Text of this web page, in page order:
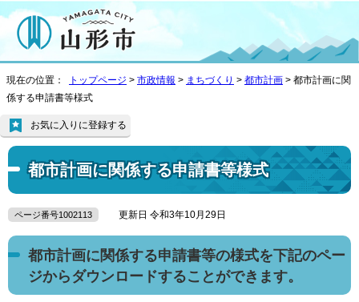
現在の位置： トップページ > 市政情報 > まちづくり > 都市計画 > 都市計画に関
係する申請書等様式
都市計画に関係する申請書等様式
お気に入りに登録する
ページ番号1002113 更新日 令和3年10月29日
都市計画に関係する申請書等の様式を下記のペー
ジからダウンロードすることができます。